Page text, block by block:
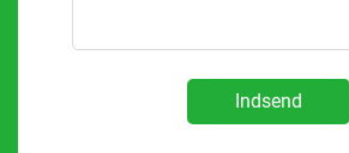
Indsend